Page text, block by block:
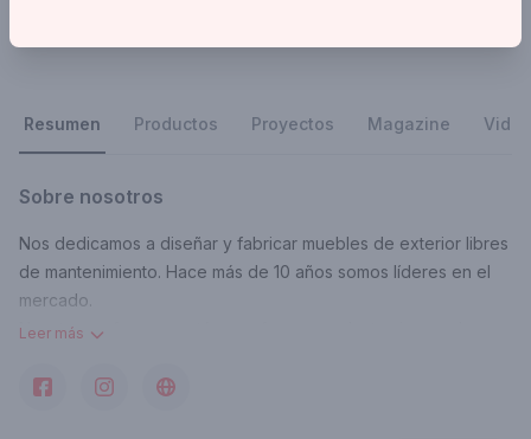
Resumen Productos Proyectos Magazine
Sobre nosotros
Nos dedicamos a diseñar y fabricar muebles de exterior libres
de mantenimiento. Hace más de 10 años somos líderes en el
mercado.
​Nuestros esfuerzos están en ofrecer productos innovadores,
y con una diferenciación y exclusividad en sus diseños que
Leer más